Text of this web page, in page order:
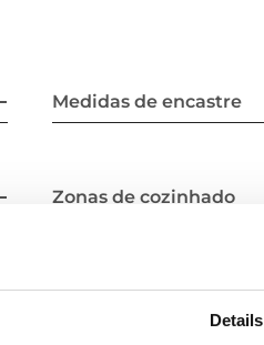
Details
Medidas de encastre
Zonas de cozinhado
Acessórios